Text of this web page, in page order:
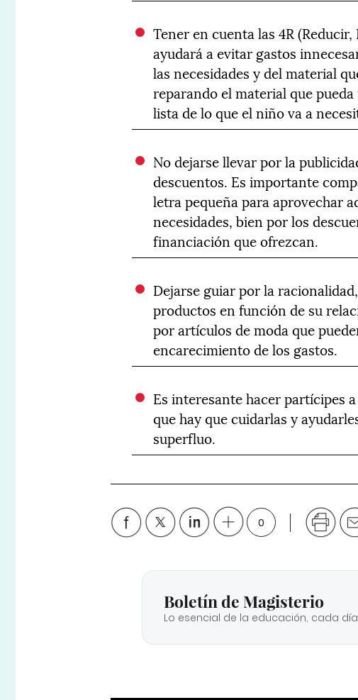
Tener en cuenta las 4R
ayudará a evitar gastos
las necesidades y del material
reparando el material que
lista de lo que el niño va a
No dejarse llevar por la
descuentos. Es importante
letra pequeña para aprovechar
necesidades, bien por los
financiación que ofrezcan.
Dejarse guiar por la
productos en función de su
por artículos de moda que
encarecimiento de los gastos.
Es interesante hacer partícipes
que hay que cuidarlas y
superfluo.
0
Boletín de Magisterio
Lo esencial de la educación, cada